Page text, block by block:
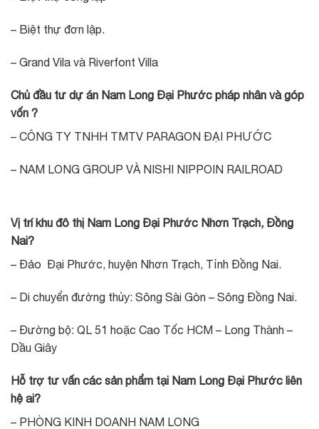
– Biệt thự đơn lập.
– Grand Vila và Riverfont Villa
Chủ đầu tư dự án Nam Long Đại Phước pháp nhân và góp
vốn ?
– CÔNG TY TNHH TMTV PARAGON ĐẠI PHƯỚC
– NAM LONG GROUP VÀ NISHI NIPPOIN RAILROAD
Vị trí khu đô thị Nam Long Đại Phước Nhơn Trạch, Đồng
Nai?
– Đảo Đại Phước, huyện Nhơn Trạch, Tỉnh Đồng Nai.
– Di chuyển đường thủy: Sông Sài Gòn – Sông Đồng Nai.
– Đường bộ: QL 51 hoặc Cao Tốc HCM – Long Thành –
Dầu Giây
Hỗ trợ tư vấn các sản phẩm tại Nam Long Đại Phước liên
hệ ai?
– PHÒNG KINH DOANH NAM LONG